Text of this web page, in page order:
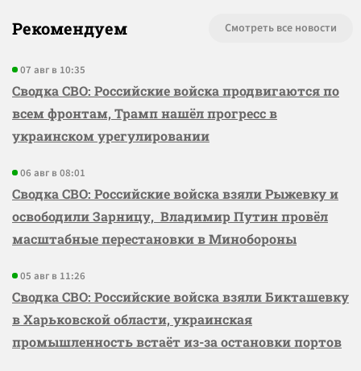
Рекомендуем Смотреть все новости
07 авг в 10:35
Сводка СВО: Российские войска продвигаются по
всем фронтам, Трамп нашёл прогресс в
украинском урегулировании
06 авг в 08:01
Сводка СВО: Российские войска взяли Рыжевку и
освободили Зарницу, Владимир Путин провёл
масштабные перестановки в Минобороны
05 авг в 11:26
Сводка СВО: Российские войска взяли Бикташевку
в Харьковской области, украинская
промышленность встаёт из-за остановки портов